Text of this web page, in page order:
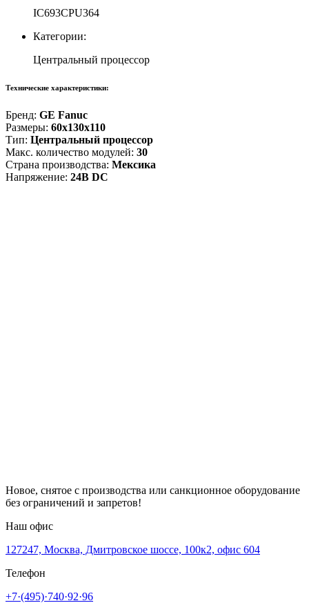
IC693CPU364
Категории:
Центральный процессор
Технические характеристики:
Бренд: GE Fanuc
Размеры: 60x130x110
Тип: Центральный процессор
Макс. количество модулей: 30
Страна производства: Мексика
Напряжение: 24В DC
Новое, снятое с производства или санкционное оборудование
без ограничений и запретов!
Наш офис
127247, Москва, Дмитровское шоссе, 100к2, офис 604
Телефон
+7·(495)·740·92·96